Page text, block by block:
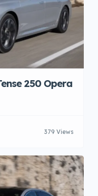
250 Opera
379 Views